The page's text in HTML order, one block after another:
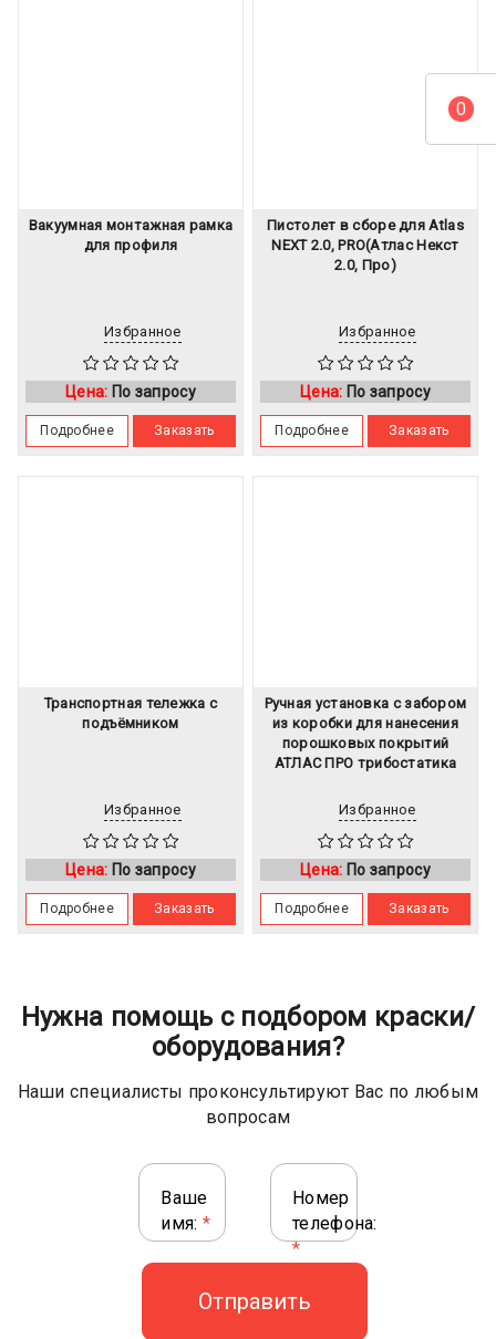
Вакуумная монтажная рамка
для профиля
Избранное
Цена: По запросу
Подробнее Заказать
Пистолет в сборе для Atlas
NEXT 2.0, PRO(Атлас Некст
2.0, Про)
Избранное
Цена: По запросу
Подробнее Заказать
Транспортная тележка с
подъёмником
Избранное
Цена: По запросу
Подробнее Заказать
Ручная установка с забором
из коробки для нанесения
порошковых покрытий
АТЛАС ПРО трибостатика
Избранное
Цена: По запросу
Подробнее Заказать
Нужна помощь с подбором краски/
оборудования?
Наши специалисты проконсультируют Вас по любым
вопросам
Ваше
имя: *
Номер
телефона:
*
0